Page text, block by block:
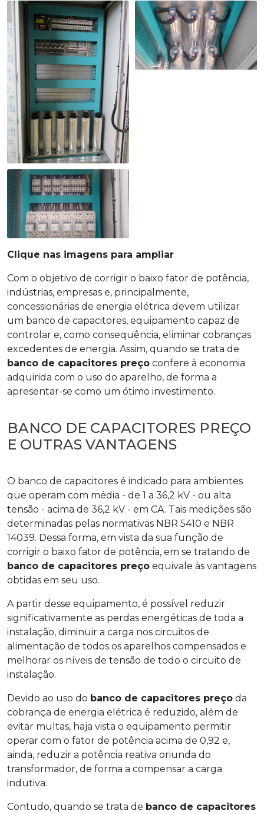
Clique nas imagens para ampliar
Com o objetivo de corrigir o baixo fator de potência,
indústrias, empresas e, principalmente,
concessionárias de energia elétrica devem utilizar
um banco de capacitores, equipamento capaz de
controlar e, como consequência, eliminar cobranças
excedentes de energia. Assim, quando se trata de
banco de capacitores preço confere à economia
adquirida com o uso do aparelho, de forma a
apresentar-se como um ótimo investimento.
BANCO DE CAPACITORES PREÇO
E OUTRAS VANTAGENS
O banco de capacitores é indicado para ambientes
que operam com média - de 1 a 36,2 kV - ou alta
tensão - acima de 36,2 kV - em CA. Tais medições são
determinadas pelas normativas NBR 5410 e NBR
14039. Dessa forma, em vista da sua função de
corrigir o baixo fator de potência, em se tratando de
banco de capacitores preço equivale às vantagens
obtidas em seu uso.
A partir desse equipamento, é possível reduzir
significativamente as perdas energéticas de toda a
instalação, diminuir a carga nos circuitos de
alimentação de todos os aparelhos compensados e
melhorar os níveis de tensão de todo o circuito de
instalação.
Devido ao uso do banco de capacitores preço da
cobrança de energia elétrica é reduzido, além de
evitar multas, haja vista o equipamento permitir
operar com o fator de potência acima de 0,92 e,
ainda, reduzir a potência reativa oriunda do
transformador, de forma a compensar a carga
indutiva.
Contudo, quando se trata de banco de capacitores